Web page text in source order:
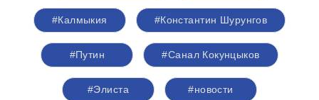
#Калмыкия #Константин Шурунгов
#Путин #Санал Кокунцыков
#Элиста #новости